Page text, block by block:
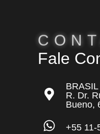
Fale
BRASIL
R. Dr.
Bueno,
+55 11-